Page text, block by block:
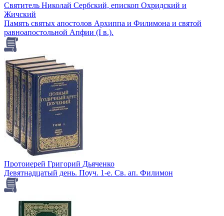
Святитель Николай Сербский, епископ Охридский и
Жичский
Память святых апостолов Архиппа и Филимона и святой
равноапостольной Апфии (I в.).
Протоиерей Григорий Дьяченко
Девятнадцатый день. Поуч. 1-е. Св. ап. Филимон